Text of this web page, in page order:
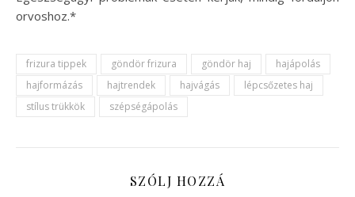
orvoshoz.*
frizura tippek göndör frizura göndör haj
hajápolás
hajformázás
hajtrendek hajvágás
lépcsőzetes haj
stílus trükkök
szépségápolás
SZÓLJ HOZZÁ